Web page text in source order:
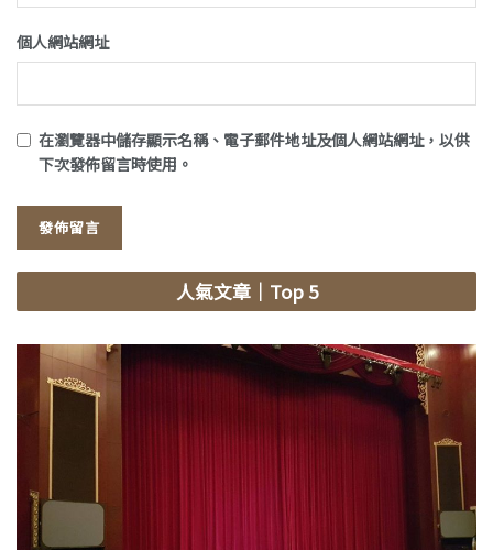
個人網站網址
在瀏覽器中儲存顯示名稱、電子郵件地址及個人網站網址，以供
下次發佈留言時使用。
人氣文章｜Top 5